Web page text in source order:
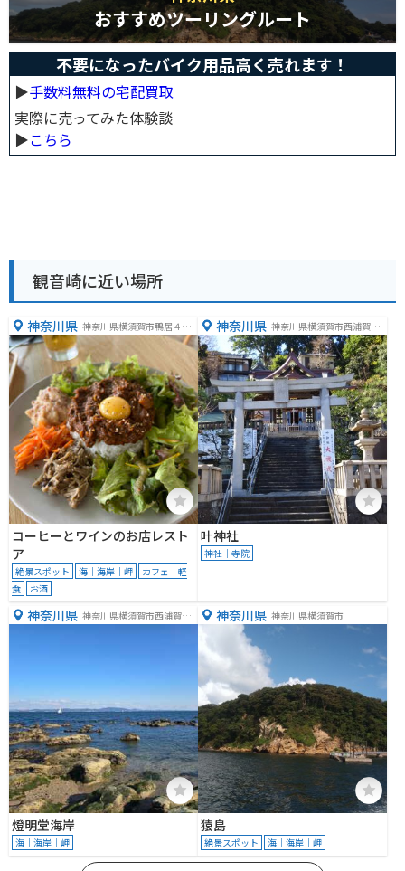
おすすめツーリングルート
不要になったバイク用品高く売れます！
▶︎手数料無料の宅配買取
実際に売ってみた体験談
▶︎こちら
観音崎に近い場所
神奈川県 神奈川県横須賀市鴨居４丁
目１１２８
コーヒーとワインのお店レスト
ア
絶景スポット 海｜海岸｜岬
カフェ｜軽
食
お酒
神奈川県 神奈川県横須賀市西浦賀１
丁目１−１３
叶神社
神社｜寺院
神奈川県 神奈川県横須賀市西浦賀６
丁目１
燈明堂海岸
海｜海岸｜岬
神奈川県 神奈川県横須賀市
猿島
絶景スポット 海｜海岸｜岬